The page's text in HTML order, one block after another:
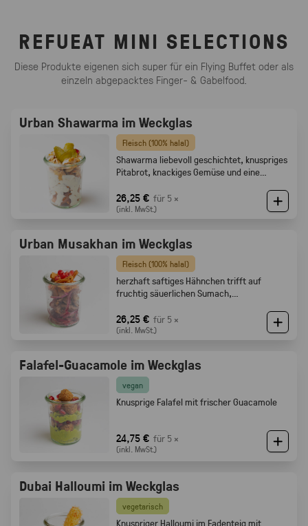
REFUEAT MINI SELECTIONS
Diese Produkte eigenen sich super für ein Flying Buffet oder als
einzeln abgepacktes Finger- & Gabelfood.
Urban Shawarma im Weckglas
Fleisch (100% halal)
Shawarma liebevoll geschichtet, knuspriges
Pitabrot, knackiges Gemüse und eine
26,25 € für 5 ×
(inkl. MwSt.)
Urban Musakhan im Weckglas
Fleisch (100% halal)
herzhaft saftiges Hähnchen trifft auf
fruchtig säuerlichen Sumach,
Röstaromen vom knusprigen Brot
26,25 € für 5 ×
(inkl. MwSt.)
Falafel-Guacamole im Weckglas
vegan
Knusprige Falafel mit frischer Guacamole
24,75 € für 5 ×
(inkl. MwSt.)
Dubai Halloumi im Weckglas
vegetarisch
Knuspriger Halloumi im Fadenteig mit